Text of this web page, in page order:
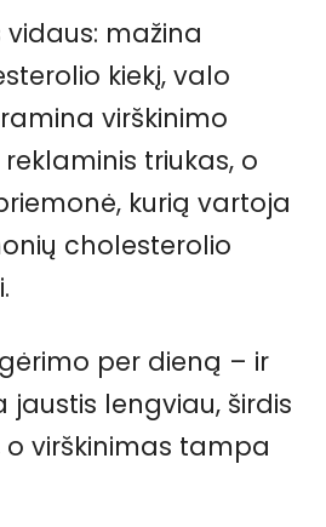
vidaus: mažina
kiekį, valo
virškinimo
triukas, o
kurią vartoja
cholesterolio
per dieną – ir
lengviau, širdis
virškinimas tampa